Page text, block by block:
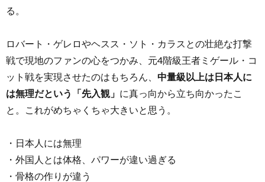
る。
ロバート・ゲレロやヘスス・ソト・カラスとの壮絶な打撃
戦で現地のファンの心をつかみ、元4階級王者ミゲール・コ
ット戦を実現させたのはもちろん、 中量級以上は日本人に
は無理だという「先入観」 に真っ向から立ち向かったこ
と。これがめちゃくちゃ大きいと思う。
・日本人には無理
・外国人とは体格、パワーが違い過ぎる
・骨格の作りが違う